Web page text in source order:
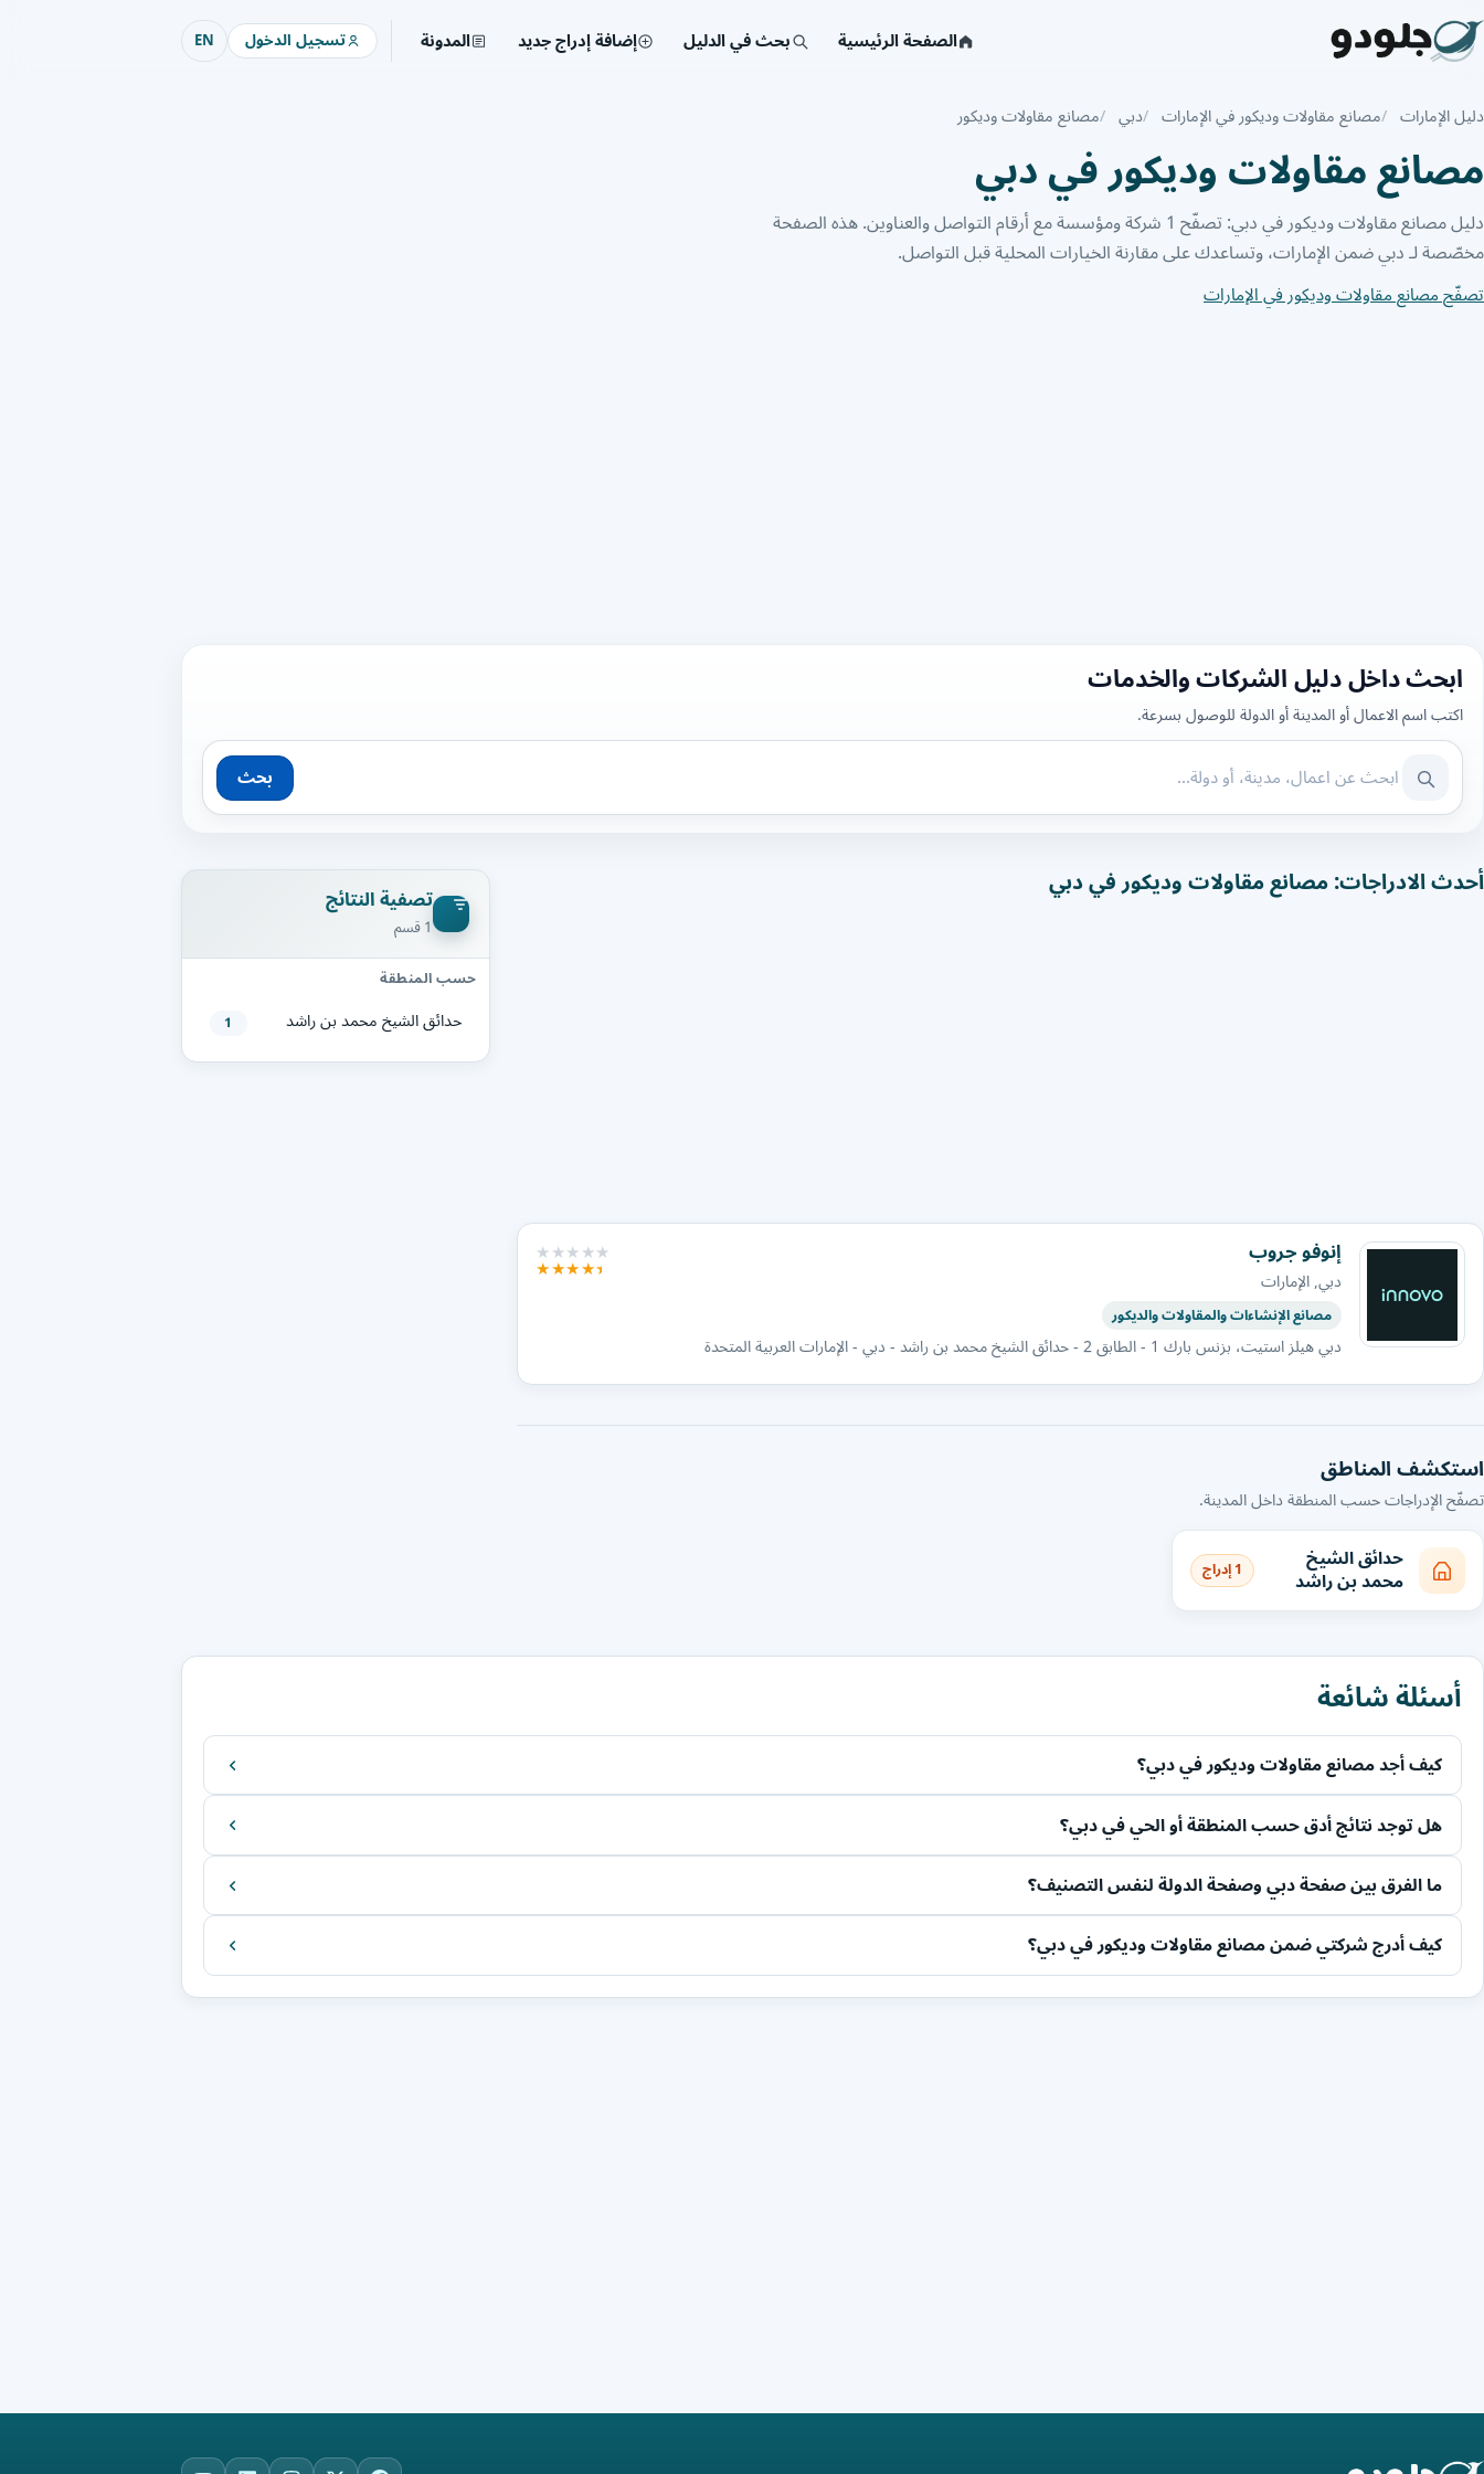
الصفحة الرئيسية بحث في الدليل إضافة إدراج جديد المدونة تسجيل الدخول EN
دليل الإمارات مصانع مقاولات وديكور في الإمارات دبي مصانع مقاولات وديكور
مصانع مقاولات وديكور في دبي
دليل مصانع مقاولات وديكور في دبي: تصفّح 1 شركة ومؤسسة مع أرقام التواصل والعناوين. هذه الصفحة
مخصّصة لـ دبي ضمن الإمارات، وتساعدك على مقارنة الخيارات المحلية قبل التواصل.
تصفّح مصانع مقاولات وديكور في الإمارات
ابحث داخل دليل الشركات والخدمات
اكتب اسم الاعمال أو المدينة أو الدولة للوصول بسرعة.
بحث
أحدث الادراجات: مصانع مقاولات وديكور في دبي
إنوفو جروب
دبي, الإمارات
مصانع الإنشاءات والمقاولات والديكور
دبي هيلز استيت، بزنس بارك 1 - الطابق 2 - حدائق الشيخ محمد بن راشد - دبي - الإمارات العربية المتحدة
استكشف المناطق
تصفّح الإدراجات حسب المنطقة داخل المدينة.
حدائق الشيخ
محمد بن راشد 1 إدراج
تصفية النتائج
1 قسم
حسب المنطقة
حدائق الشيخ محمد بن راشد 1
أسئلة شائعة
كيف أجد مصانع مقاولات وديكور في دبي؟
هل توجد نتائج أدق حسب المنطقة أو الحي في دبي؟
ما الفرق بين صفحة دبي وصفحة الدولة لنفس التصنيف؟
كيف أدرج شركتي ضمن مصانع مقاولات وديكور في دبي؟